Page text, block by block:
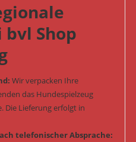
Shop
Wir verpacken Ihre
das Hundespielzeug
Die Lieferung erfolgt in
telefonischer Absprache: